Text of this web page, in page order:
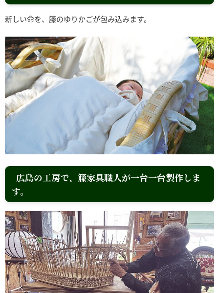
新しい命を、籐のゆりかごが包み込みます。
広島の工房で、籐家具職人が一台一台製作しま
す。